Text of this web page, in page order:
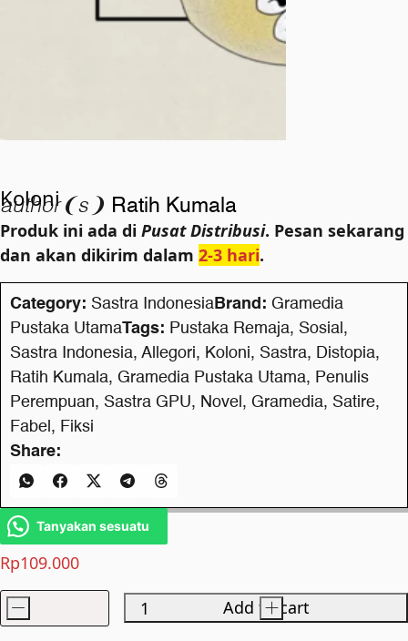
Koloni
author❨s❩ Ratih Kumala
Rp109.000
Produk ini ada di Pusat Distribusi. Pesan sekarang
dan akan dikirim dalam 2-3 hari.
Koloni
- +
Add to cart
Category: Sastra Indonesia Brand: Gramedia
Pustaka UtamaTags: Pustaka Remaja, Sosial ,
Sastra Indonesia, Allegori, Koloni, Sastra, Distopia,
Ratih Kumala, Gramedia Pustaka Utama, Penulis
Perempuan, Sastra GPU, Novel , Gramedia, Satire,
Fabel , Fiksi
Share:
Tanyakan sesuatu